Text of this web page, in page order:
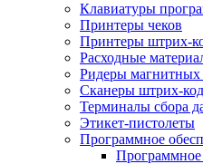
Клавиатуры
Принтеры чеков
Принтеры штрих-
Расходные
Ридеры магнитных
Сканеры штрих-
Терминалы сбора
Этикет-пистолеты
Программное